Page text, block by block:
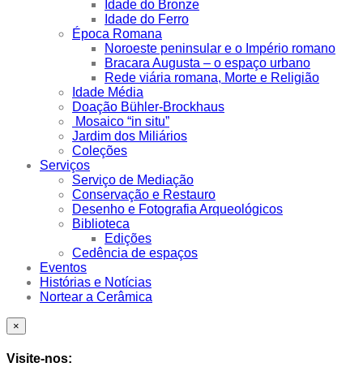
Idade do Bronze
Idade do Ferro
Época Romana
Noroeste peninsular e o Império romano
Bracara Augusta – o espaço urbano
Rede viária romana, Morte e Religião
Idade Média
Doação Bühler-Brockhaus
Mosaico “in situ”
Jardim dos Miliários
Coleções
Serviços
Serviço de Mediação
Conservação e Restauro
Desenho e Fotografia Arqueológicos
Biblioteca
Edições
Cedência de espaços
Eventos
Histórias e Notícias
Nortear a Cerâmica
×
Visite-nos: